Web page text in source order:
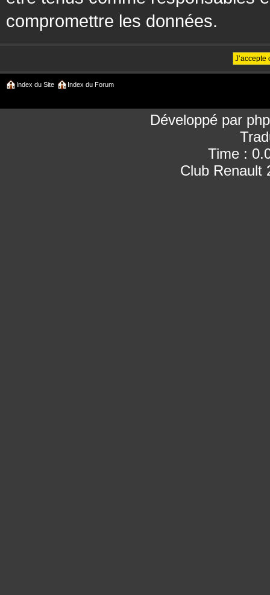
compromettre les données.
Index du Site Index du Forum
Développé par
Time :
Club Renault